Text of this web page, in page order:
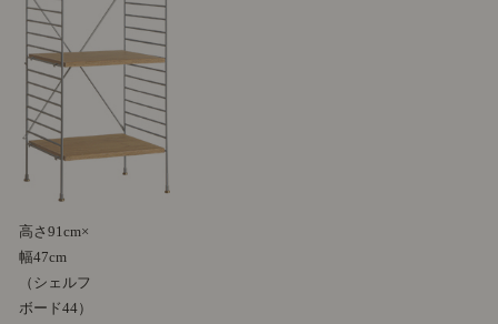
高さ91cm×
幅47cm
（シェルフ
ボード44）